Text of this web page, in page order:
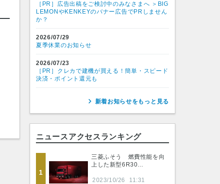
［PR］広告出稿をご検討中のみなさまへ ＞BIG
LEMONやKENKEYのバナー広告でPRしません
か？
2026/07/29
夏季休業のお知らせ
2026/07/23
［PR］クレカで建機が買える！簡単・スピード
決済・ポイント還元も
新着お知らせをもっと見る
ニュースアクセスランキング
1
三菱ふそう 燃費性能を向
上した新型6R30…
2023/10/26
11:31